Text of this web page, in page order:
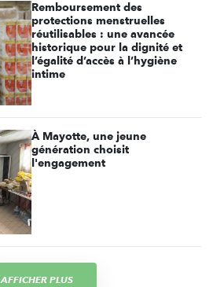
Remboursement des
protections menstruelles
réutilisables : une avancée
historique pour la dignité et
l’égalité d’accès à l’hygiène
intime
À Mayotte, une jeune
génération choisit
l'engagement
AFFICHER PLUS